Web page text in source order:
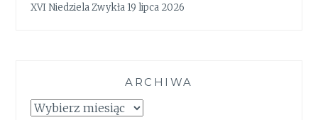
XVI Niedziela Zwykła 19 lipca 2026
ARCHIWA
Archiwa